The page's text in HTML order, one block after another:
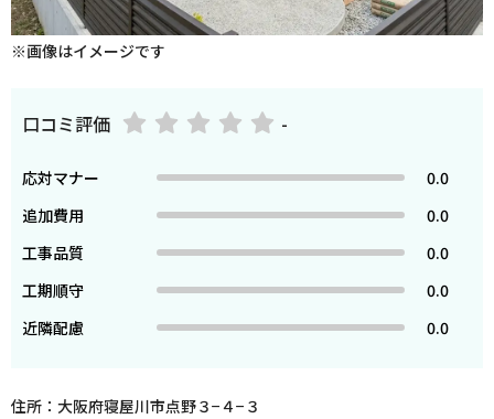
※画像はイメージです
口コミ評価 -
応対マナー
0.0
追加費用
0.0
工事品質
0.0
工期順守
0.0
近隣配慮
0.0
住所：大阪府寝屋川市点野３−４−３